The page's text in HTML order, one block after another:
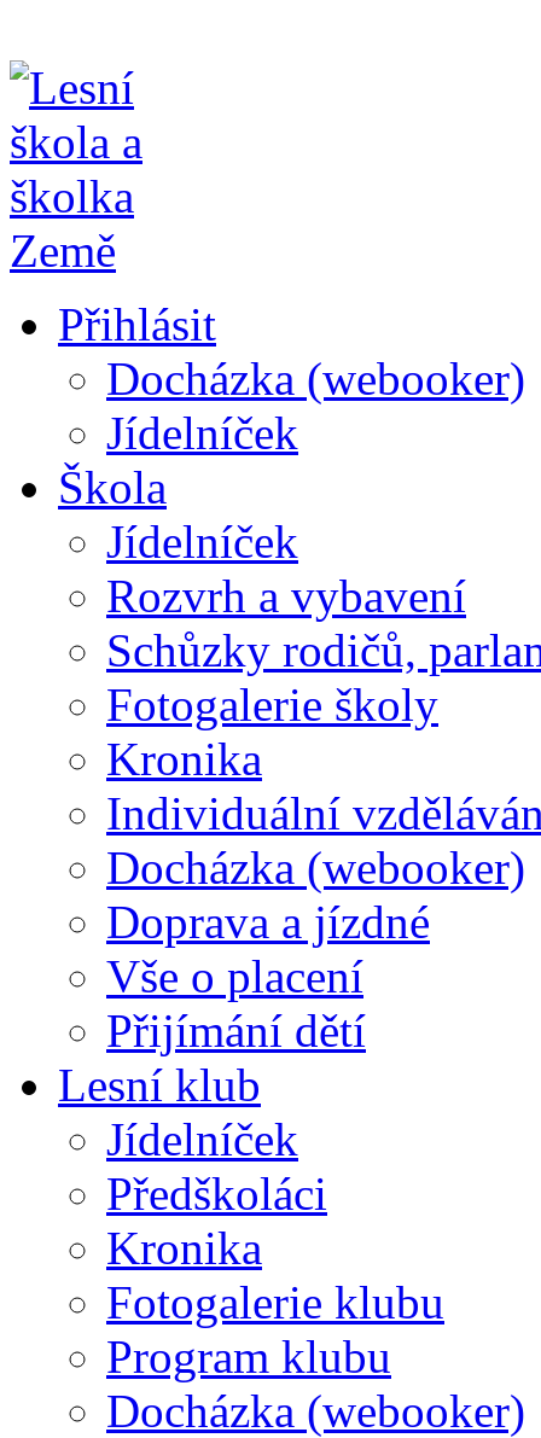
Přihlásit
Docházka (webooker)
Jídelníček
Škola
Jídelníček
Rozvrh a vybavení
Schůzky rodičů,
Fotogalerie školy
Kronika
Individuální
Docházka (webooker)
Doprava a jízdné
Vše o placení
Přijímání dětí
Lesní klub
Jídelníček
Předškoláci
Kronika
Fotogalerie klubu
Program klubu
Docházka (webooker)